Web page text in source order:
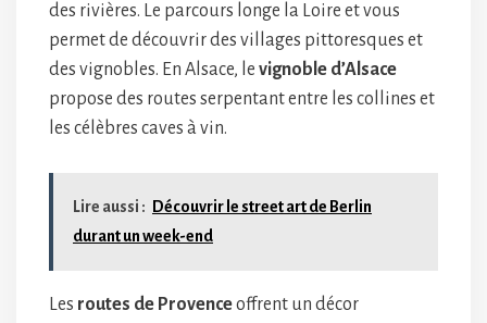
des rivières. Le parcours longe la Loire et vous
permet de découvrir des villages pittoresques et
des vignobles. En Alsace, le vignoble d’Alsace
propose des routes serpentant entre les collines et
les célèbres caves à vin.
Lire aussi :
Découvrir le street art de Berlin
durant un week-end
Les routes de Provenceoffrent un décor